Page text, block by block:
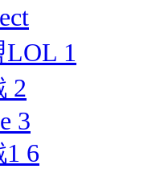
LOL 1
2
3
6